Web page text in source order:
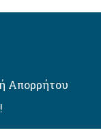
Απορρήτου